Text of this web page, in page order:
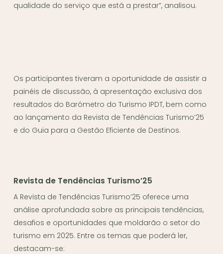
qualidade do serviço que está a prestar”, analisou.
Os participantes tiveram a oportunidade de assistir a
painéis de discussão, à apresentação exclusiva dos
resultados do Barómetro do Turismo IPDT, bem como
ao lançamento da Revista de Tendências Turismo’25
e do Guia para a Gestão Eficiente de Destinos.
Revista de Tendências Turismo’25
A Revista de Tendências Turismo’25 oferece uma
análise aprofundada sobre as principais tendências,
desafios e oportunidades que moldarão o setor do
turismo em 2025. Entre os temas que poderá ler,
destacam-se: